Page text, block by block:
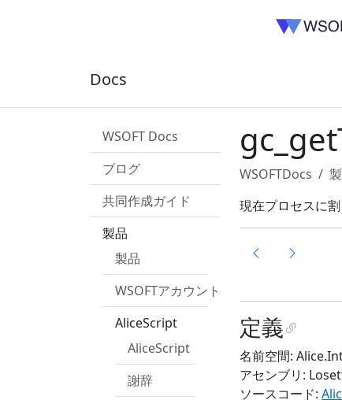
Docs
WSOFT Docs
ブログ
共同作成ガイド
製品
製品
WSOFTアカウント
AliceScript
AliceScript
謝辞
WSOFTDocs
現在プロセスに
定義
名前空間:
アセンブリ:
ソースコード: